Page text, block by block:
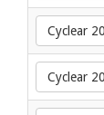
Cyclear
Cyclear